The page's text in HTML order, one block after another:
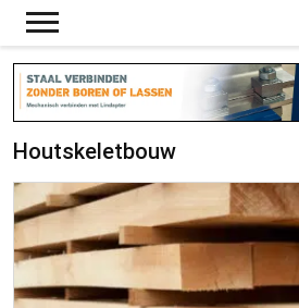
Houtskeletbouw